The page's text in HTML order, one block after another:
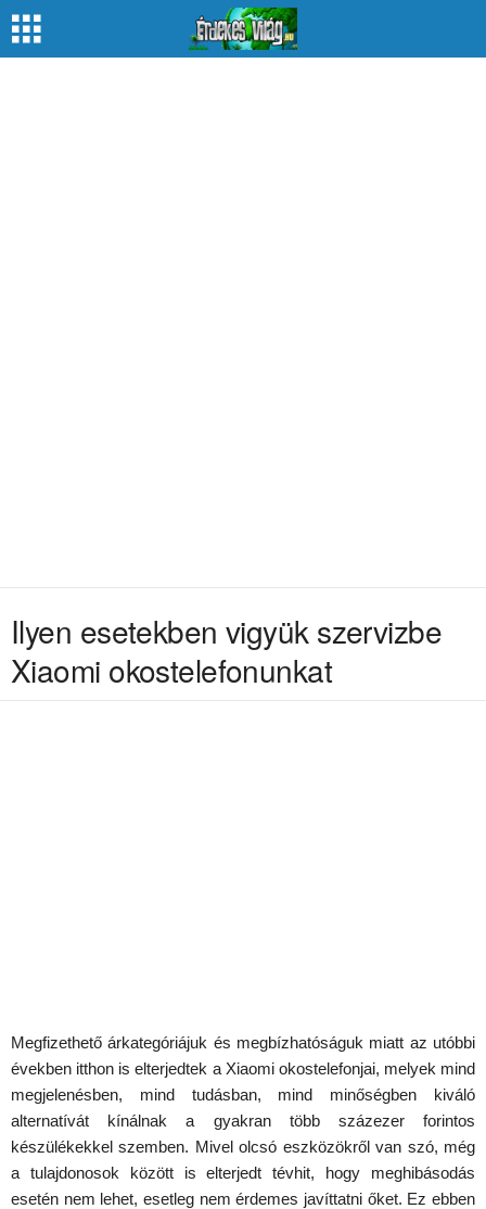
Ilyen esetekben vigyük szervizbe
Xiaomi okostelefonunkat
Megfizethető árkategóriájuk és megbízhatóságuk miatt az utóbbi
években itthon is elterjedtek a Xiaomi okostelefonjai, melyek mind
megjelenésben, mind tudásban, mind minőségben kiváló
alternatívát kínálnak a gyakran több százezer forintos
készülékekkel szemben. Mivel olcsó eszközökről van szó, még
a tulajdonosok között is elterjedt tévhit, hogy meghibásodás
esetén nem lehet, esetleg nem érdemes javíttatni őket. Ez ebben